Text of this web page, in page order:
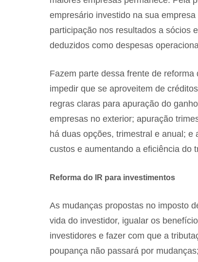
empresário investido na sua
participação nos resultados a sócios
deduzidos como despesas
Fazem parte dessa frente de
impedir que se aproveitem de
regras claras para apuração do
empresas no exterior; apuração
há duas opções, trimestral e anual;
custos e aumentando a eficiência do
Reforma do IR para investimentos
As mudanças propostas no imposto
vida do investidor, igualar os
investidores e fazer com que a
poupança não passará por